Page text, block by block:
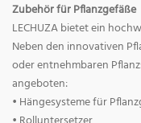
Zubehör für Pflanzgefäße
LECHUZA bietet ein
Neben den innovativen
oder entnehmbaren
angeboten:
• Hängesysteme für